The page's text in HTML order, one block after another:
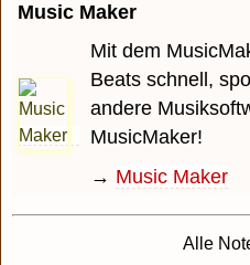
Music Maker
Mit dem
Beats schnell,
andere
MusicMaker!
→ Music Maker
Alle